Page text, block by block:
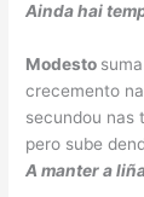
Ainda hai
Modesto
crecemento
secundou nas
pero sube
A manter a